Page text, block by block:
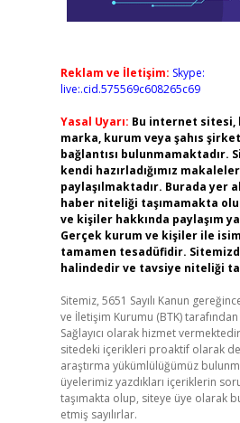
Reklam ve İletişim: Skype:
live:.cid.575569c608265c69
Yasal Uyarı: Bu internet sitesi,
marka, kurum veya şahıs
bağlantısı bulunmamaktadır.
kendi hazırladığımız makaleler
paylaşılmaktadır. Burada yer
haber niteliği taşımamakta
ve kişiler hakkında paylaşım
Gerçek kurum ve kişiler ile
tamamen tesadüfidir.
halindedir ve tavsiye niteliği
Sitemiz, 5651 Sayılı Kanun
ve İletişim Kurumu (BTK)
Sağlayıcı olarak hizmet
sitedeki içerikleri proaktif olarak
araştırma yükümlülüğümüz
üyelerimiz yazdıkları içeriklerin
taşımakta olup, siteye üye olarak
etmiş sayılırlar.